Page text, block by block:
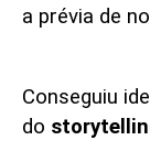
a prévia de
Conseguiu
do